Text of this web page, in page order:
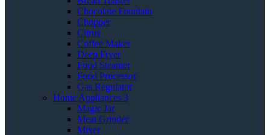
Chocolate Fountain
Chopper
Citrus
Coffee Maker
Deep Fryer
Food Steamer
Food Processor
Gas Regulator
Home Appliances 3
Magic Jar
Meat Grinder
Mixer